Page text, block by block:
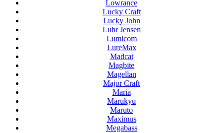
Lowrance
Lucky Craft
Lucky John
Luhr Jensen
Lumicom
LureMax
Madcat
Magbite
Magellan
Major Craft
Maria
Marukyu
Maruto
Maximus
Megabass